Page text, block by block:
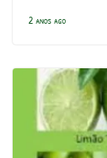
2 anos ago